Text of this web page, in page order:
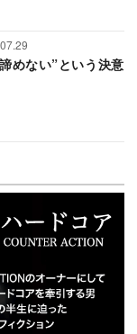
めない”という決意